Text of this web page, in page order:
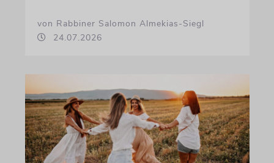
von Rabbiner Salomon Almekias-Siegl
24.07.2026